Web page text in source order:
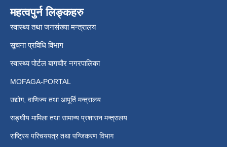
महत्वपुर्न लिङ्कहरु
स्वास्थ्य तथा जनसंख्या मन्त्रालय
सूचना प्रविधि विभाग
स्वास्थ्य पोर्टल बागचौर नगरपालिका
MOFAGA-PORTAL
उद्योग, वाणिज्य तथा आपूर्ति मन्त्रालय
सङ्घीय मामिला तथा सामान्य प्रशासन मन्त्रालय
राष्ट्रिय परिचयपत्र तथा पन्जिकरण विभाग